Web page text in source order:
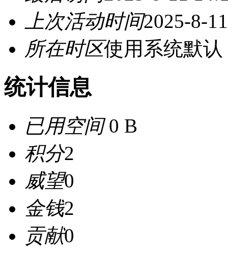
上次活动时间2025-8-
所在时区使用系统默认
统计信息
已用空间0 B
积分2
威望0
金钱2
贡献0